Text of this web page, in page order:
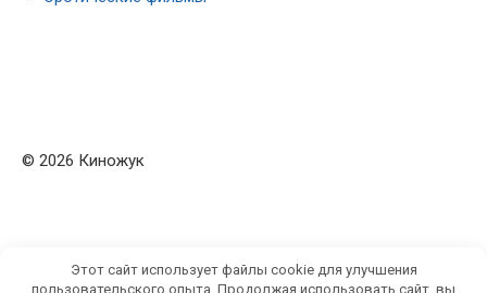
© 2026 Киножук
Этот сайт использует файлы cookie для улучшения
пользовательского опыта. Продолжая использовать сайт, вы